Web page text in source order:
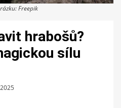
Freepik
hrabošů?
sílu